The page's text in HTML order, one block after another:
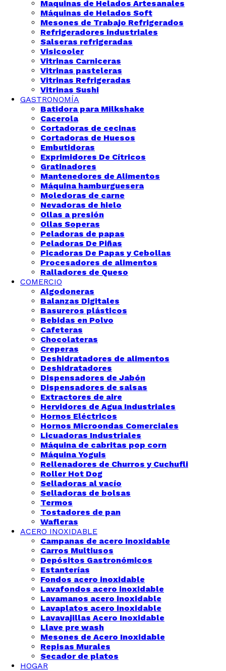
Maquinas de Helados Artesanales
Máquinas de Helados Soft
Mesones de Trabajo Refrigerados
Refrigeradores industriales
Salseras refrigeradas
Visicooler
Vitrinas Carniceras
Vitrinas pasteleras
Vitrinas Refrigeradas
Vitrinas Sushi
GASTRONOMÍA
Batidora para Milkshake
Cacerola
Cortadoras de cecinas
Cortadoras de Huesos
Embutidoras
Exprimidores De Cítricos
Gratinadores
Mantenedores de Alimentos
Máquina hamburguesera
Moledoras de carne
Nevadoras de hielo
Ollas a presión
Ollas Soperas
Peladoras de papas
Peladoras De Piñas
Picadoras De Papas y Cebollas
Procesadores de alimentos
Ralladores de Queso
COMERCIO
Algodoneras
Balanzas Digitales
Basureros plásticos
Bebidas en Polvo
Cafeteras
Chocolateras
Creperas
Deshidratadores de alimentos
Deshidratadores
Dispensadores de Jabón
Dispensadores de salsas
Extractores de aire
Hervidores de Agua Industriales
Hornos Eléctricos
Hornos Microondas Comerciales
Licuadoras Industriales
Máquina de cabritas pop corn
Máquina Yoguis
Rellenadores de Churros y Cuchufli
Roller Hot Dog
Selladoras al vacío
Selladoras de bolsas
Termos
Tostadores de pan
Wafleras
ACERO INOXIDABLE
Campanas de acero inoxidable
Carros Multiusos
Depósitos Gastronómicos
Estanterías
Fondos acero inoxidable
Lavafondos acero inoxidable
Lavamanos acero inoxidable
Lavaplatos acero inoxidable
Lavavajillas Acero Inoxidable
Llave pre wash
Mesones de Acero Inoxidable
Repisas Murales
Secador de platos
HOGAR